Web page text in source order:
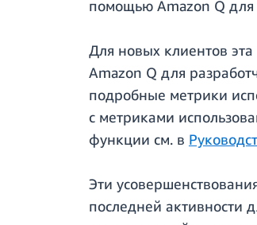
помощью Amazon Q для
Для новых клиентов
Amazon Q для
подробные метрики
с метриками
функции см. в
Эти
последней активности